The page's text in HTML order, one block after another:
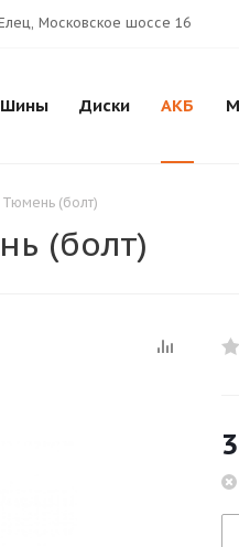
Московское шоссе 16
Шины Диски АКБ
(болт)
(болт)